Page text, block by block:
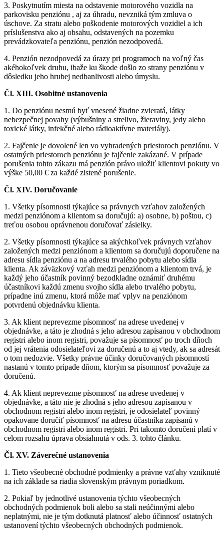
3. Poskytnutím miesta na odstavenie motorového vozidla na
parkovisku penziónu , aj za úhradu, nevzniká tým zmluva o
úschove. Za stratu alebo poškodenie motorových vozidiel a ich
príslušenstva ako aj obsahu, odstavených na pozemku
prevádzkovateľa penziónu, penzión nezodpovedá.
4. Penzión nezodpovedá za úrazy pri programoch na voľný čas
akéhokoľvek druhu, ibaže ku škode došlo zo strany penziónu v
dôsledku jeho hrubej nedbanlivosti alebo úmyslu.
Čl. XIII. Osobitné ustanovenia
1. Do penziónu nesmú byť vnesené žiadne zvieratá, látky
nebezpečnej povahy (výbušniny a strelivo, žieraviny, jedy alebo
toxické látky, infekčné alebo rádioaktívne materiály).
2. Fajčenie je dovolené len vo vyhradených priestoroch penziónu. V
ostatných priestoroch penziónu je fajčenie zakázané. V prípade
porušenia tohto zákazu má penzión právo uložiť klientovi pokuty vo
výške 50,00 € za každé zistené porušenie.
Čl. XIV. Doručovanie
1. Všetky písomnosti týkajúce sa právnych vzťahov založených
medzi penziónom a klientom sa doručujú: a) osobne, b) poštou, c)
treťou osobou oprávnenou doručovať zásielky.
2. Všetky písomnosti týkajúce sa akýchkoľvek právnych vzťahov
založených medzi penziónom a klientom sa doručujú doporučene na
adresu sídla penziónu a na adresu trvalého pobytu alebo sídla
klienta. Ak záväzkový vzťah medzi penziónom a klientom trvá, je
každý jeho účastník povinný bezodkladne oznámiť druhému
účastníkovi každú zmenu svojho sídla alebo trvalého pobytu,
prípadne inú zmenu, ktorá môže mať vplyv na penziónom
potvrdenú objednávku klienta.
3. Ak klient neprevezme písomnosť na adrese uvedenej v
objednávke, a táto je zhodná s jeho adresou zapísanou v obchodnom
registri alebo inom registri, považuje sa písomnosť po troch dňoch
od jej vrátenia odosielateľovi za doručenú a to aj vtedy, ak sa adresát
o tom nedozvie. Všetky právne účinky doručovaných písomností
nastanú v tomto prípade dňom, ktorým sa písomnosť považuje za
doručenú.
4. Ak klient neprevezme písomnosť na adrese uvedenej v
objednávke, a táto nie je zhodná s jeho adresou zapísanou v
obchodnom registri alebo inom registri, je odosielateľ povinný
opakovane doručiť písomnosť na adresu účastníka zapísanú v
obchodnom registri alebo inom registri. Pri takomto doručení platí v
celom rozsahu úprava obsiahnutá v ods. 3. tohto článku.
Čl. XV. Záverečné ustanovenia
1. Tieto všeobecné obchodné podmienky a právne vzťahy vzniknuté
na ich základe sa riadia slovenským právnym poriadkom.
2. Pokiaľ by jednotlivé ustanovenia týchto všeobecných
obchodných podmienok boli alebo sa stali neúčinnými alebo
neplatnými, nie je tým dotknutá platnosť alebo účinnosť ostatných
ustanovení týchto všeobecných obchodných podmienok.